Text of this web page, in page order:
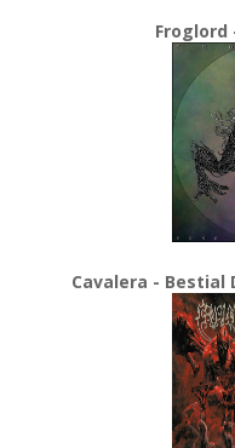
Froglord
Cavalera - Bestial